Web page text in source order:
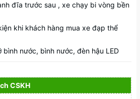
đĩa trước sau , xe chạy bi vòng bền
khi khách hàng mua xe đạp thể
bình nước, bình nước, đèn hậu LED
CSKH